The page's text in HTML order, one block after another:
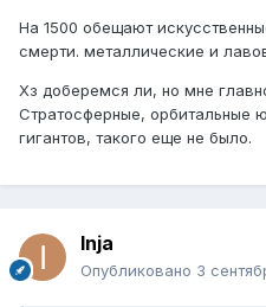
На 1500 обещают
смерти. металлические и
Хз доберемся ли, но мне
Стратосферные, орбитальные
гигантов, такого еще не было.
Inja
Опубликовано 3